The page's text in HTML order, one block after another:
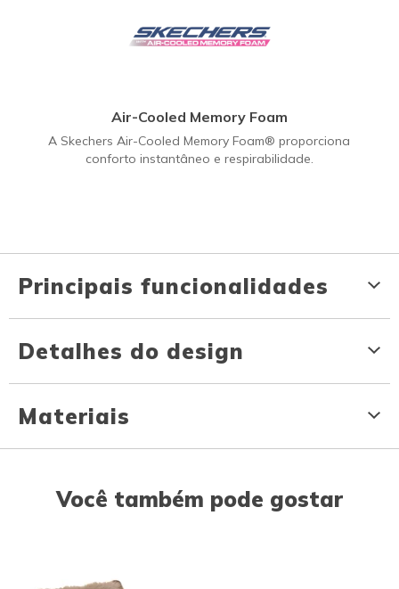
Air-Cooled Memory Foam
A Skechers Air-Cooled Memory Foam® proporciona
conforto instantâneo e respirabilidade.
Principais funcionalidades
Detalhes do design
Materiais
Você também pode gostar